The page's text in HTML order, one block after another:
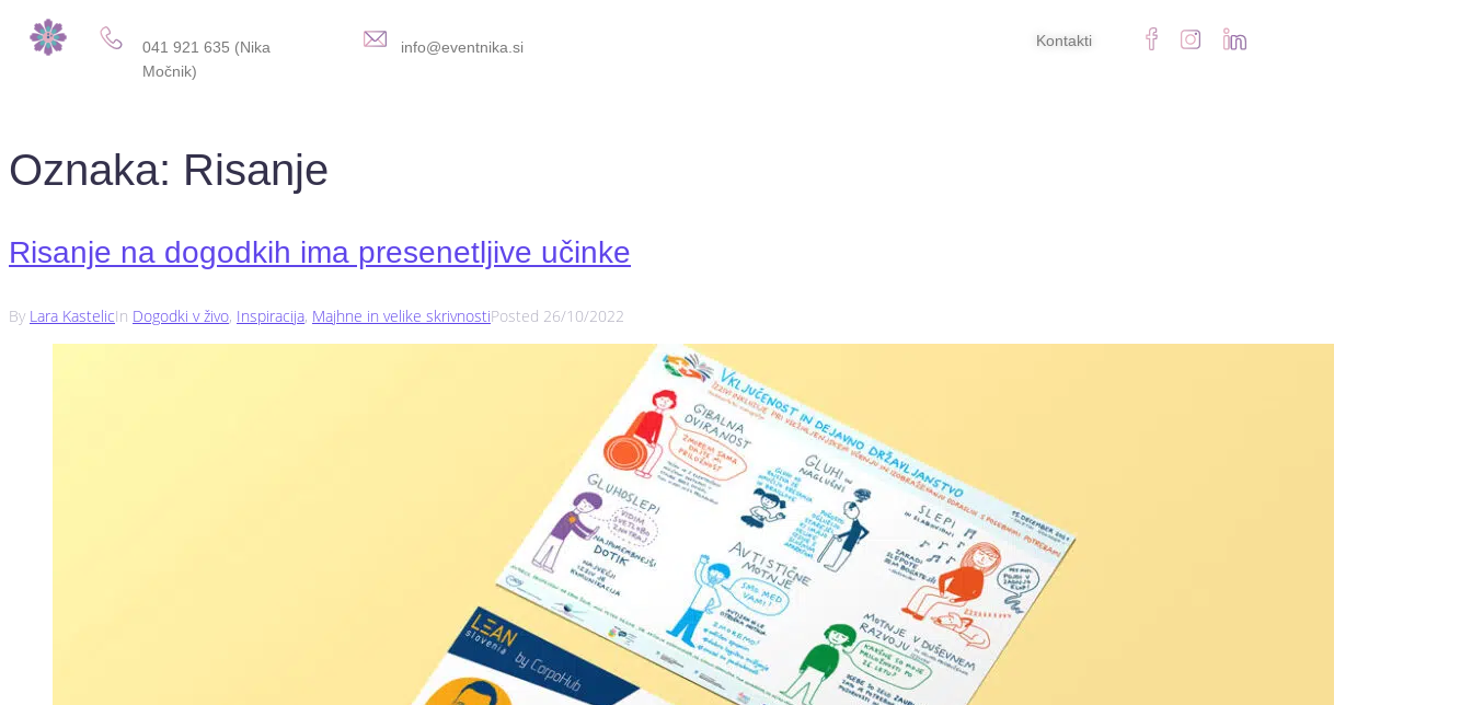
041 921 635 (Nika
Močnik)
info@eventnika.si Kontakti
Oznaka: Risanje
Risanje na dogodkih ima presenetljive učinke
By Lara KastelicIn Dogodki v živo, Inspiracija, Majhne in velike skrivnostiPosted 26/10/2022